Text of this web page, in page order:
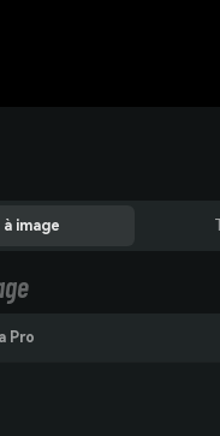
à image
Pro